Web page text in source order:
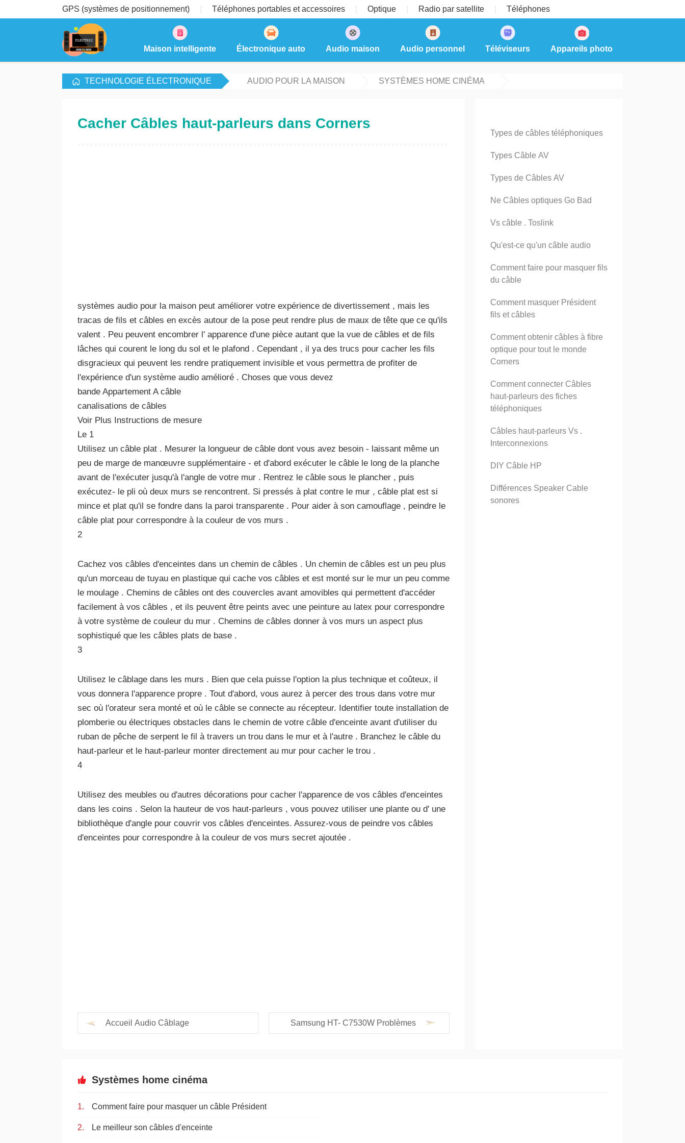
GPS (systèmes de positionnement) Téléphones portables et accessoires Optique Radio par satellite Téléphones
Maison intelligente Électronique auto Audio maison Audio personnel Téléviseurs Appareils photo
TECHNOLOGIE ÉLECTRONIQUE AUDIO POUR LA MAISON SYSTÈMES HOME CINÉMA
Cacher Câbles haut-parleurs dans Corners
systèmes audio pour la maison peut améliorer votre expérience de divertissement , mais les
tracas de fils et câbles en excès autour de la pose peut rendre plus de maux de tête que ce qu'ils
valent . Peu peuvent encombrer l' apparence d'une pièce autant que la vue de câbles et de fils
lâches qui courent le long du sol et le plafond . Cependant , il ya des trucs pour cacher les fils
disgracieux qui peuvent les rendre pratiquement invisible et vous permettra de profiter de
l'expérience d'un système audio amélioré . Choses que vous devez
bande Appartement A câble
canalisations de câbles
Voir Plus Instructions de mesure
Le 1
Utilisez un câble plat . Mesurer la longueur de câble dont vous avez besoin - laissant même un
peu de marge de manœuvre supplémentaire - et d'abord exécuter le câble le long de la planche
avant de l'exécuter jusqu'à l'angle de votre mur . Rentrez le câble sous le plancher , puis
exécutez- le pli où deux murs se rencontrent. Si pressés à plat contre le mur , câble plat est si
mince et plat qu'il se fondre dans la paroi transparente . Pour aider à son camouflage , peindre le
câble plat pour correspondre à la couleur de vos murs .
2
Cachez vos câbles d'enceintes dans un chemin de câbles . Un chemin de câbles est un peu plus
qu'un morceau de tuyau en plastique qui cache vos câbles et est monté sur le mur un peu comme
le moulage . Chemins de câbles ont des couvercles avant amovibles qui permettent d'accéder
facilement à vos câbles , et ils peuvent être peints avec une peinture au latex pour correspondre
à votre système de couleur du mur . Chemins de câbles donner à vos murs un aspect plus
sophistiqué que les câbles plats de base .
3
Utilisez le câblage dans les murs . Bien que cela puisse l'option la plus technique et coûteux, il
vous donnera l'apparence propre . Tout d'abord, vous aurez à percer des trous dans votre mur
sec où l'orateur sera monté et où le câble se connecte au récepteur. Identifier toute installation de
plomberie ou électriques obstacles dans le chemin de votre câble d'enceinte avant d'utiliser du
ruban de pêche de serpent le fil à travers un trou dans le mur et à l'autre . Branchez le câble du
haut-parleur et le haut-parleur monter directement au mur pour cacher le trou .
4
Utilisez des meubles ou d'autres décorations pour cacher l'apparence de vos câbles d'enceintes
dans les coins . Selon la hauteur de vos haut-parleurs , vous pouvez utiliser une plante ou d' une
bibliothèque d'angle pour couvrir vos câbles d'enceintes. Assurez-vous de peindre vos câbles
d'enceintes pour correspondre à la couleur de vos murs secret ajoutée .
Accueil Audio Câblage Samsung HT- C7530W Problèmes
Types de câbles téléphoniques
Types Câble AV
Types de Câbles AV
Ne Câbles optiques Go Bad
Vs câble . Toslink
Qu'est-ce qu'un câble audio
Comment faire pour masquer fils
du câble
Comment masquer Président
fils et câbles
Comment obtenir câbles à fibre
optique pour tout le monde
Corners
Comment connecter Câbles
haut-parleurs des fiches
téléphoniques
Câbles haut-parleurs Vs .
Interconnexions
DIY Câble HP
Différences Speaker Cable
sonores
Systèmes home cinéma
Comment faire pour masquer un câble Président
Le meilleur son câbles d'enceinte